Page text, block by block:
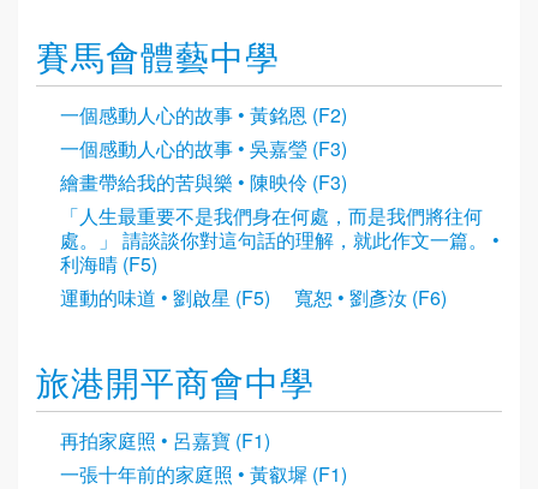
賽馬會體藝中學
一個感動人心的故事 • 黃銘恩 (F2)
一個感動人心的故事 • 吳嘉瑩 (F3)
繪畫帶給我的苦與樂 • 陳映伶 (F3)
「人生最重要不是我們身在何處，而是我們將往何
處。」 請談談你對這句話的理解，就此作文一篇。 •
利海晴 (F5)
運動的味道 • 劉啟星 (F5)
寬恕 • 劉彥汝 (F6)
旅港開平商會中學
再拍家庭照 • 呂嘉寶 (F1)
一張十年前的家庭照 • 黃叡墀 (F1)